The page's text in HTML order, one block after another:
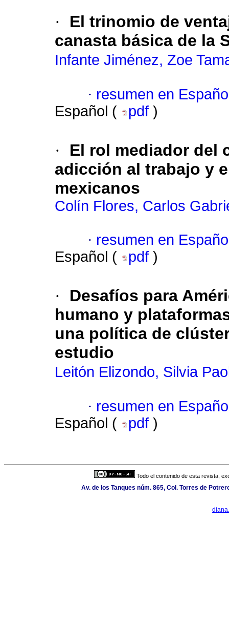
·
El trinomio de
canasta básica de la
Infante Jiménez, Zoe
· resumen en
Español (
pdf )
·
El rol mediador del
adicción al trabajo y
mexicanos
Colín Flores, Carlos
· resumen en
Español (
pdf )
·
Desafíos para
humano y
una política de
estudio
Leitón Elizondo, Silvia
· resumen en
Español (
pdf )
Todo el contenido de esta revista,
Av. de los Tanques núm. 865, Col. Torres de